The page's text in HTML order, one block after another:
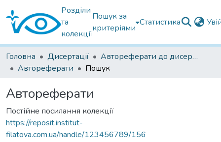
Розділи
та
колекції
Пошук за
критеріями
Статистика
Головна Дисертації
Автореферати до дисертацій
Автореферати
Пошук
Автореферати
Постійне посилання колекції
https://reposit.institut-
filatova.com.ua/handle/123456789/156